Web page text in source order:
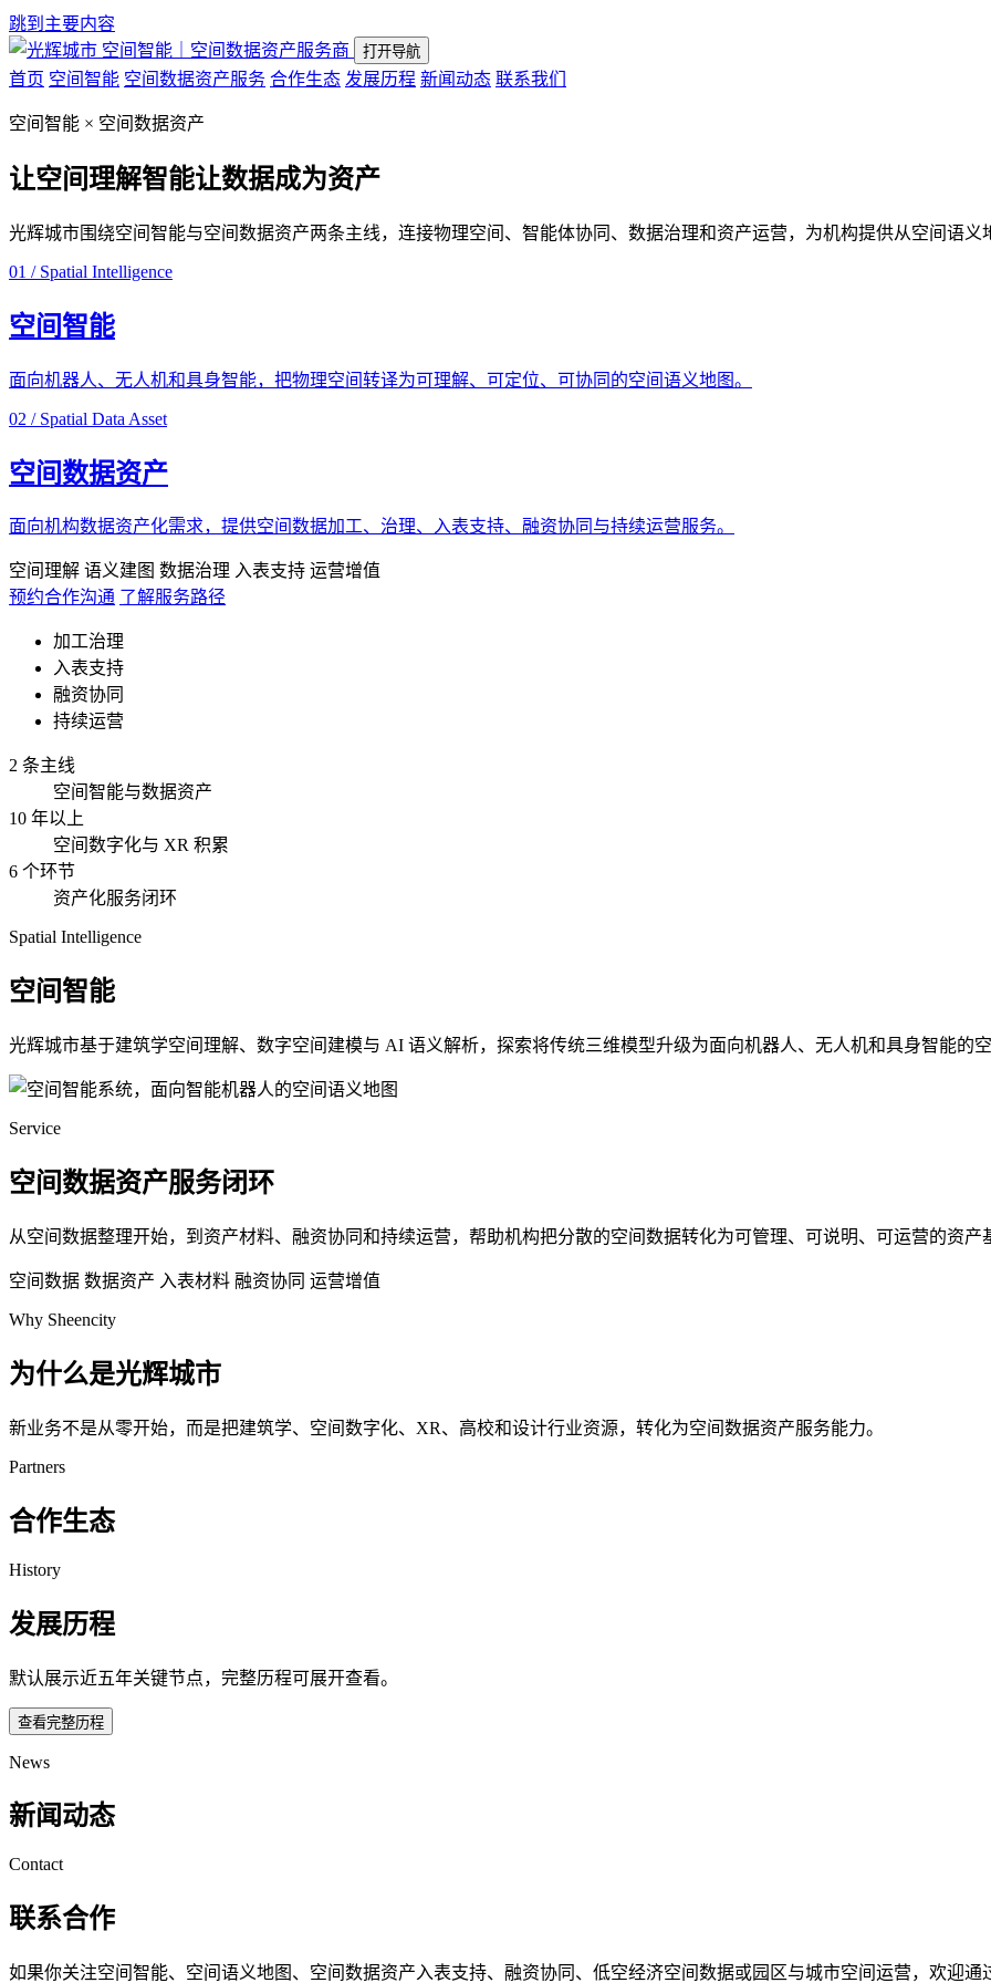
跳到主要内容
空间智能｜空间数据资产服务商
打开导航
首页 空间智能 空间数据资产服务 合作生态 发展历程 新闻动态 联系我们
空间智能 × 空间数据资产
让空间理解智能让数据成为资产
光辉城市围绕空间智能与空间数据资产两条主线，连接物理空间、智能体协同、数据治理和资产运营，为机构提供从空间语义
01 / Spatial Intelligence
空间智能
面向机器人、无人机和具身智能，把物理空间转译为可理解、可定位、可协同的空间语义地图。
02 / Spatial Data Asset
空间数据资产
面向机构数据资产化需求，提供空间数据加工、治理、入表支持、融资协同与持续运营服务。
空间理解 语义建图 数据治理 入表支持 运营增值
预约合作沟通 了解服务路径
加工治理
入表支持
融资协同
持续运营
2 条主线
空间智能与数据资产
10 年以上
空间数字化与 XR 积累
6 个环节
资产化服务闭环
Spatial Intelligence
空间智能
光辉城市基于建筑学空间理解、数字空间建模与 AI 语义解析，探索将传统三维模型升级为面向机器人、无人机和具身智能的空
Service
空间数据资产服务闭环
从空间数据整理开始，到资产材料、融资协同和持续运营，帮助机构把分散的空间数据转化为可管理、可说明、可运营的资产
空间数据 数据资产 入表材料 融资协同 运营增值
Why Sheencity
为什么是光辉城市
新业务不是从零开始，而是把建筑学、空间数字化、XR、高校和设计行业资源，转化为空间数据资产服务能力。
Partners
合作生态
History
发展历程
默认展示近五年关键节点，完整历程可展开查看。
查看完整历程
News
新闻动态
Contact
联系合作
如果你关注空间智能、空间语义地图、空间数据资产入表支持、融资协同、低空经济空间数据或园区与城市空间运营，欢迎通